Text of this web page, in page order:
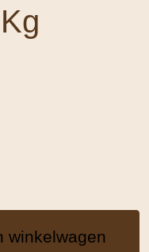
winkelwagen